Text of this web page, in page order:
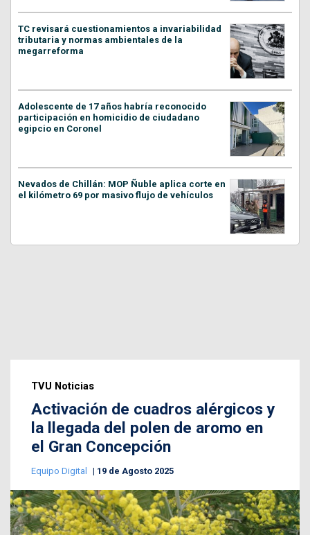
TC revisará cuestionamientos a invariabilidad
tributaria y normas ambientales de la
megarreforma
Adolescente de 17 años habría reconocido
participación en homicidio de ciudadano
egipcio en Coronel
Nevados de Chillán: MOP Ñuble aplica corte en
el kilómetro 69 por masivo flujo de vehículos
TVU Noticias
Activación de cuadros alérgicos y
la llegada del polen de aromo en
el Gran Concepción
Equipo Digital 19 de Agosto 2025